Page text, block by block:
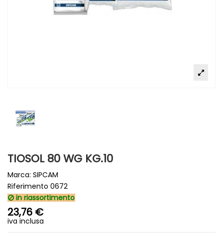
TIOSOL 80 WG KG.10
Marca: SIPCAM
Riferimento 0672
in riassortimento
23,76 €
iva inclusa